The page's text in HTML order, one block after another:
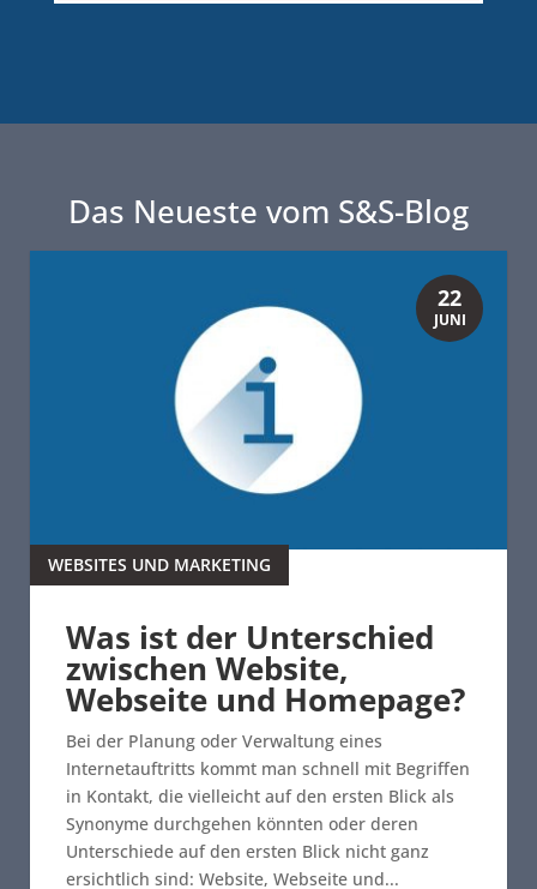
Das Neueste vom S&S-Blog
Was ist der Unterschied
zwischen Website,
Webseite und Homepage?
WEBSITES UND MARKETING
Bei der Planung oder Verwaltung eines
Internetauftritts kommt man schnell mit Begriffen
in Kontakt, die vielleicht auf den ersten Blick als
Synonyme durchgehen könnten oder deren
Unterschiede auf den ersten Blick nicht ganz
ersichtlich sind: Website, Webseite und...
22
JUNI